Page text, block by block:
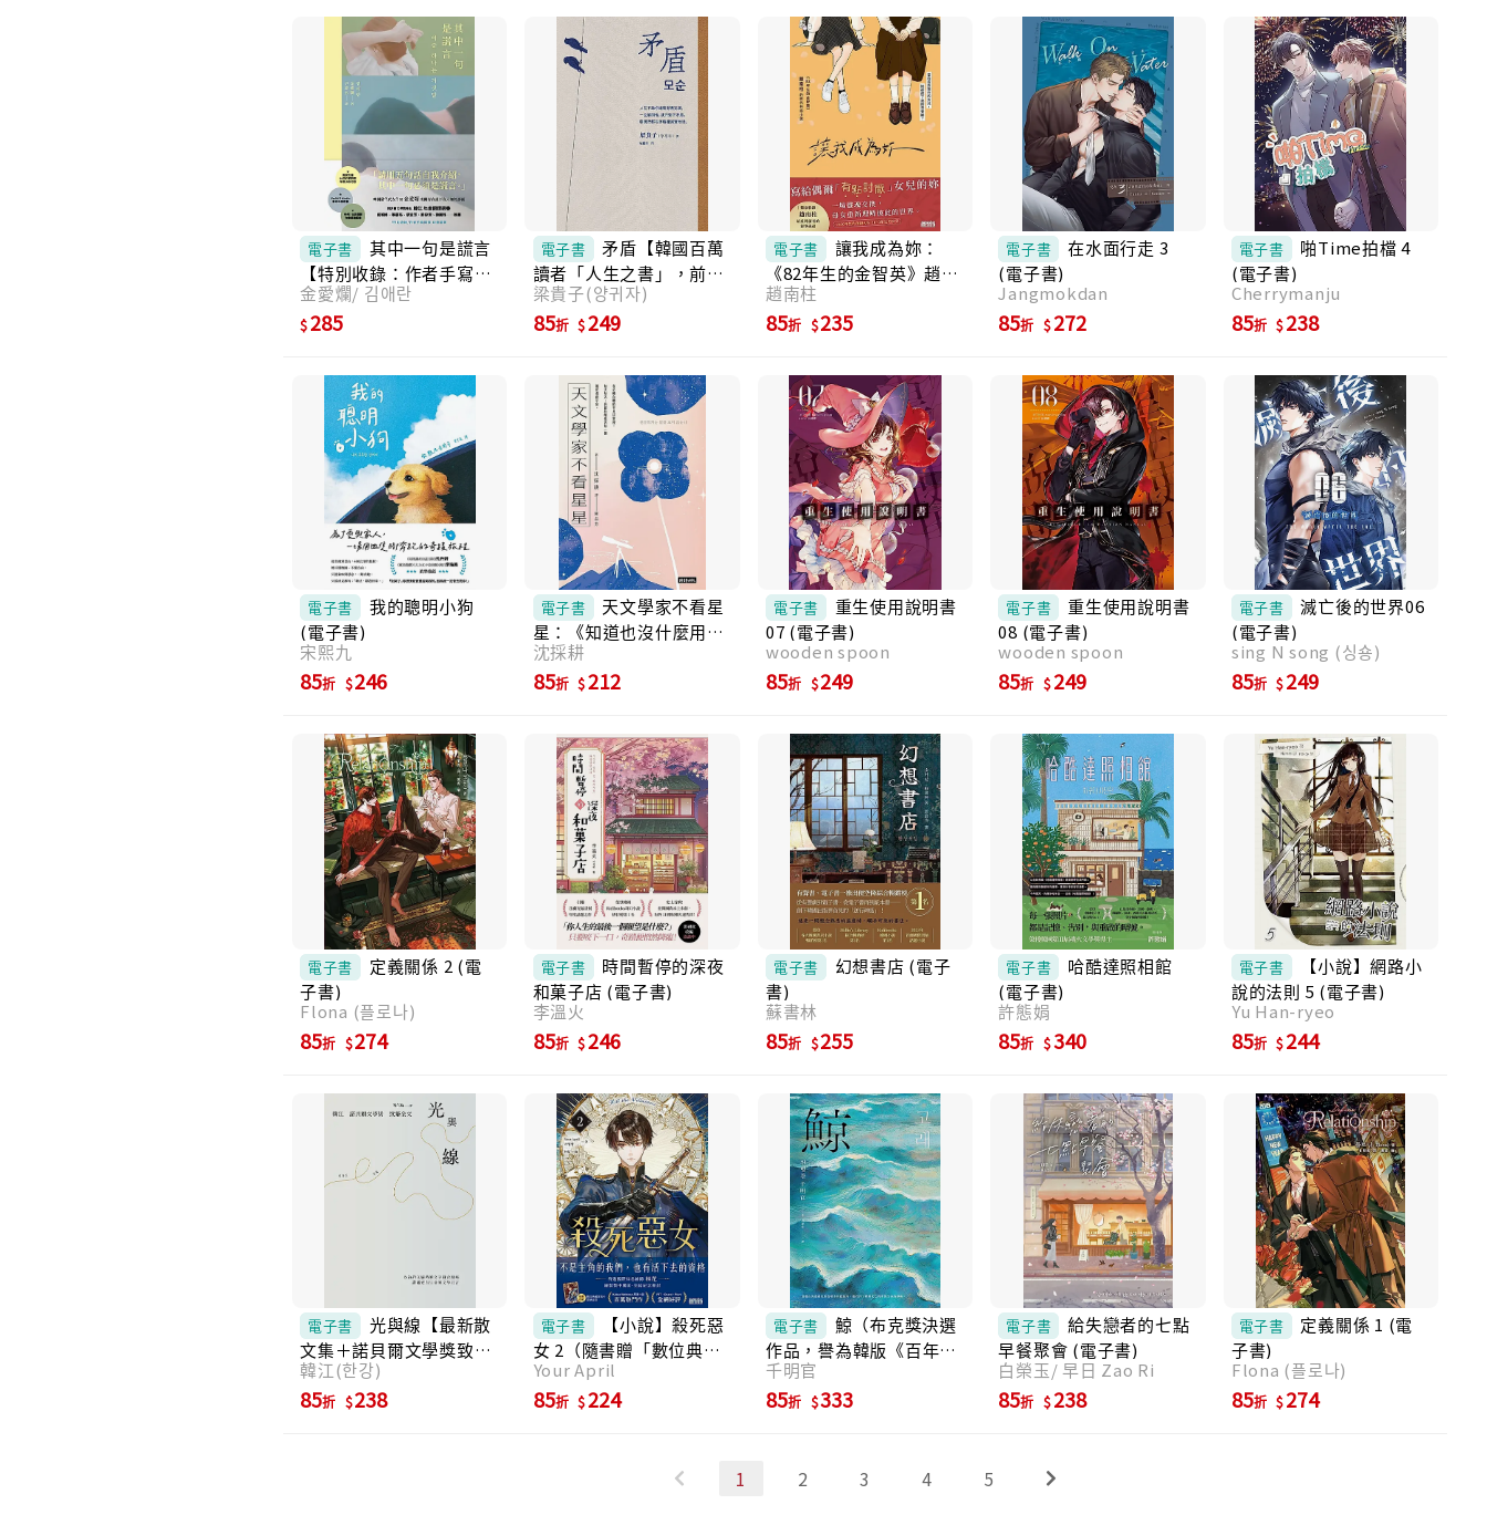
是錯的；而這，正是人生的樣貌。所以，書名
才叫《矛盾》。 －就像小說最後一句所說的：
「人生不是一邊探究一邊活著，而是一邊活一
邊探究。」只要努力活著，這一切終將成為屬
於我的人生。 －正確答案既可能是對的，也可
能是錯的；或許正因如此，這本書才能被讀者
喜愛了這麼多年。也讓我忍不住想問：當25歲
的真真到了母親的年紀時，她又會怎麼想呢？
－我會去想像，真真做出選擇之後，她的人生
會走向哪個方向；也會去思考她的勇氣，還有
我自己是否也能像她一樣，做出那樣的決定？
－我只能希望，真真此刻在一個更好的地方，
能漂亮地、勇敢地與不幸搏鬥，不再孤單，依
然閃閃發光。
（詩人、小說家） 「小說可微細，可大河。
《鯨》則是多部合唱，多音繁複，簡直大漩
渦，把荒村的故事捲啊纏啊繞啊，繞出辛辣的
韓國現代小說。讀這本小說根本就是吃辛辣
麵，辣粉全加，鼻涕瀑布，眼淚川河。主角配
角輪番登場，每個角色都有奇異的發展，驚喜
不斷，故事到收尾階段，還拋出新角色，主角
繼續變形，作者完全不節制，速度與節奏都生
猛快速，說故事大師。小說到了最後一部才配
速減緩，讓女主角春姬緩緩走向人生盡頭。 千
明官寫這本，真的抵抗了「文學小說重節制」
的創作警言。為什麼很多書評會說這本就是韓
版的《百年孤寂》？我自己讀，就是這樣的揮
灑，濃烈生猛的故事，寫性不收斂，寫暴力不
迴避，人物立體，該瘋該鬼該變形的，全部都
行。」──陳思宏（作家） 「《鯨》是屬於韓
國的魔幻寫實。文筆濃郁瑰麗，想像恣意奔
放，鯨躍鯨落之間，濺起韓國社會變遷的恢宏
浪濤。千明官太會寫命運，太會寫女性，筆下
潑灑的時代群像荒誕迷離，卻教人無法自
拔。」──彭紹宇（作家） 「《鯨》結合了馬
奎斯《百年孤寂》三代人龐雜的疊替，充滿不
可預知的魔幻寫實；沃爾芙《歐蘭朵》性別意
識的轉換，與女性淋漓盡致的大愛跟咒怨；
《水滸傳》各類奇人異事在時代轉骨銳長的機
緣之下呈現的命運。千明管寫出了南韓最現代
感的章回小說，讀著會瘋魔，此書必成經
典。」──顏艾琳（詩人） 「千明官是位天生
的故事講述者。我非常喜愛《鯨》的幽默感與
這樣的小說在世上少見，一旦開始讀便難以放
下。」——凱利．福克納（文學經紀人） 「書
中角色並不善良，卻有著無法抗拒的魅力，結
局更是感人至深。」—布克獎評審委員會 「彷
彿提姆．波頓創作了《土地》一樣，帶有神話
色彩和故事敘述，兼具藝術性！」——張恒俊
（電影導演） 「以一種自由、毫無規則約束的
方式寫成的宏大故事。」——張鎮（電影導
演、《歡迎來到東莫村》編劇） 「像活生生的
鯨魚般迅速、緊湊、充滿原始氣息。」——朴
卡琳（音樂劇音樂總監） 「這是以我們敘事傳
統為根基的獨特文體，故事當然也是極佳
的！」——張基河（歌手） 「不論作者是否有
意，《鯨魚》都無疑將小說推向可能到達的極
限領域。」——申秀正（文學評論家、明知大
熱鬧狂歡，還散發著濃厚的流行氣息。隨意翻
幾頁就能體會作者對故事的蒐集癖，而一旦深
入閱讀，更會驚嘆不已。」——柳寶善（文學
評論家、國立群山大學國文學科教授）
電子書
其中一句是謊言
【特別收錄：作者手寫問
候印簽扉頁】 (電子書)
金愛爛/ 김애란
285
電子書
矛盾【韓國百萬
讀者「人生之書」，前所
未見的「無宣傳」逆襲霸
榜奇蹟】 (電子書)
梁貴子(양귀자)
85折 249
電子書
讓我成為妳：
《82年生的金智英》趙南
柱的跨代共感小說【獨家
收錄！繁中版作者序、印
簽扉頁】 (電子書)
趙南柱
85折 235
電子書
在水面行走 3
(電子書)
Jangmokdan
85折 272
電子書
啪Time拍檔 4
(電子書)
Cherrymanju
85折 238
電子書
我的聰明小狗
(電子書)
宋熙九
85折 246
電子書
天文學家不看星
星：《知道也沒什麼用的
神秘人類雜學辭典》天文
學家，愛自己也愛宇宙的
方法 (電子書)
沈採耕
85折 212
電子書
重生使用說明書
07 (電子書)
wooden spoon
85折 249
電子書
重生使用說明書
08 (電子書)
wooden spoon
85折 249
電子書
滅亡後的世界06
(電子書)
sing N song (싱숑)
85折 249
電子書
定義關係 2 (電
子書)
Flona (플로나)
85折 274
電子書
時間暫停的深夜
和菓子店 (電子書)
李溫火
85折 246
電子書
幻想書店 (電子
書)
蘇書林
85折 255
電子書
哈酷達照相館
(電子書)
許態娟
85折 340
電子書
【小說】網路小
說的法則 5 (電子書)
Yu Han-ryeo
85折 244
電子書
光與線【最新散
文集＋諾貝爾文學獎致辭
全文】 (電子書)
韓江(한강)
85折 238
電子書
【小說】殺死惡
女 2（隨書贈「數位典藏
宮裝卡-安納金款」） (電
子書)
Your April
85折 224
電子書
鯨（布克獎決選
作品，譽為韓版《百年孤
寂》） (電子書)
千明官
85折 333
電子書
給失戀者的七點
早餐聚會 (電子書)
白榮玉/ 早日 Zao Ri
85折 238
電子書
定義關係 1 (電
子書)
Flona (플로나)
85折 274
1 2 3 4 5